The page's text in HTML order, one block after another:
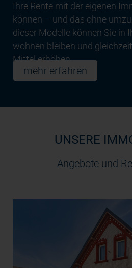
Ihre Rente mit der eigenen
können – und das ohne
dieser Modelle können Sie in
wohnen bleiben und
Mittel erhöhen.
mehr erfahren
UNSERE
Angebote und